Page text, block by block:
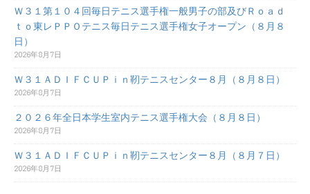
Ｗ３１第１０４回毎日テニス選手権一般男子の部及びＲｏａｄ
ｔｏ東レＰＰＯテニス毎日テニス選手権女子オープン（８月８
日）
2026年8月7日
Ｗ３１ＡＤＩＦＣＵＰｉｎ靭テニスセンター８月（８月８日）
2026年8月7日
２０２６年全日本学生室内テニス選手権大会（８月８日）
2026年8月7日
Ｗ３１ＡＤＩＦＣＵＰｉｎ靭テニスセンター８月（８月７日）
2026年8月7日